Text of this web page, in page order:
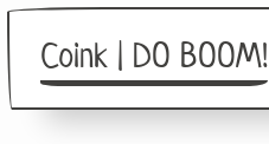
Coink | DO BOOM!